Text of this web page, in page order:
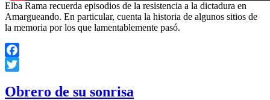
Elba Rama recuerda episodios de la resistencia a la dictadura en
Amargueando. En particular, cuenta la historia de algunos sitios de
la memoria por los que lamentablemente pasó.
Facebook
Obrero de su sonrisa